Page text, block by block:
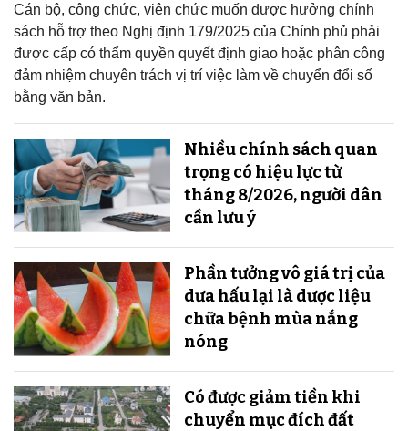
Cán bộ, công chức, viên chức muốn được hưởng chính
sách hỗ trợ theo Nghị định 179/2025 của Chính phủ phải
được cấp có thẩm quyền quyết định giao hoặc phân công
đảm nhiệm chuyên trách vị trí việc làm về chuyển đổi số
bằng văn bản.
Nhiều chính sách quan
trọng có hiệu lực từ
tháng 8/2026, người dân
cần lưu ý
Phần tưởng vô giá trị của
dưa hấu lại là dược liệu
chữa bệnh mùa nắng
nóng
Có được giảm tiền khi
chuyển mục đích đất